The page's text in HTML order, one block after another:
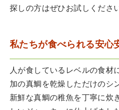
探しの方はぜひお試しくださ
私たちが食べられる安心
人が食しているレベルの食材
加の真鯛を乾燥しただけのシ
新鮮な真鯛の稚魚を丁寧に炊